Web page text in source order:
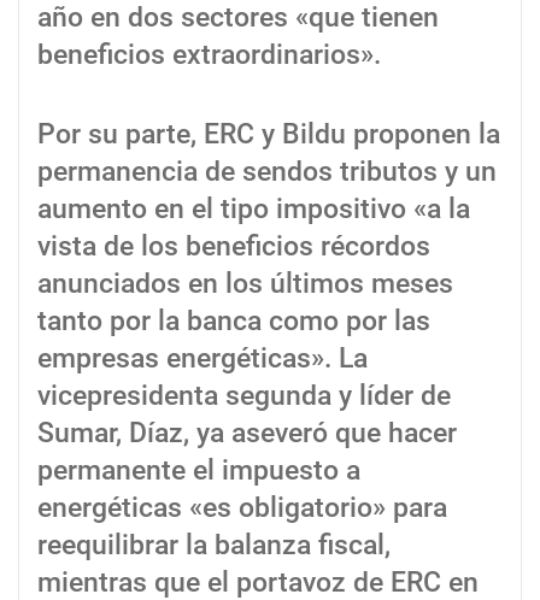
año en dos sectores «que tienen
beneficios extraordinarios».
Por su parte, ERC y Bildu proponen la
permanencia de sendos tributos y un
aumento en el tipo impositivo «a la
vista de los beneficios récordos
anunciados en los últimos meses
tanto por la banca como por las
empresas energéticas». La
vicepresidenta segunda y líder de
Sumar, Díaz, ya aseveró que hacer
permanente el impuesto a
energéticas «es obligatorio» para
reequilibrar la balanza fiscal,
mientras que el portavoz de ERC en